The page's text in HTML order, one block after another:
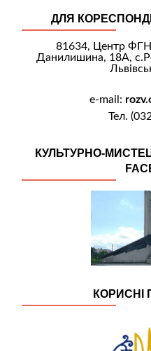
ДЛЯ
81634, Центр
Данилишина, 18А,
e-mail:
Тел.
КУЛЬТУРНО-
КОРИСНІ